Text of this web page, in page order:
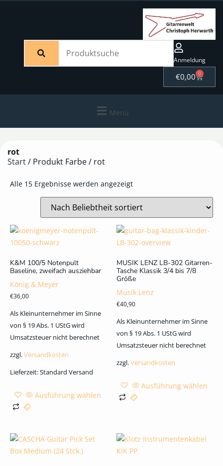
Anmeldung
€0,00 0
Menü
rot
Start/ Produkt Farbe / rot
Alle 15 Ergebnisse werden angezeigt
K&M 100/5 Notenpult
Baseline, zweifach ausziehbar
König & Meyer
€36,00
Als Kleinunternehmer im Sinne
von § 19 Abs. 1 UStG wird
Umsatzsteuer nicht berechnet
zzgl.Versandkosten
Lieferzeit:Standard Versand
Ausführung wählen
MUSIK LENZ LB-302 Gitarren-
Tasche Klassik 3/4 bis 7/8
Größe
Musik Lenz
€40,90
Als Kleinunternehmer im Sinne
von § 19 Abs. 1 UStG wird
Umsatzsteuer nicht berechnet
zzgl.Versandkosten
Ausführung wählen